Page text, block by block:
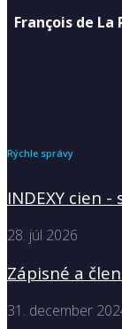
François de La
Rýchle správy
INDEXY cien
28. júl 2026
Zápisné a
31. december